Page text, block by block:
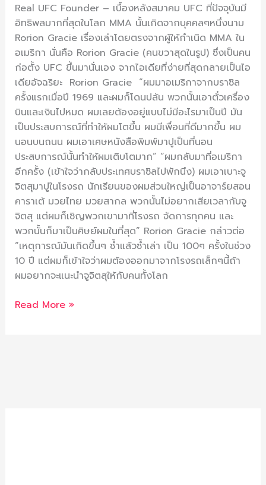
Real UFC Founder – เบื้องหลังสมาคม UFC ที่ปัจจุบันมี
อิทธิพลมากที่สุดในโลก MMA นั้นเกิดจากบุคคลๆหนึ่งนาม
Rorion Gracie เรื่องเล่าโดยตรงจากผู้ให้กำเนิด MMA ใน
อเมริกา นั่นคือ Rorion Gracie (คนขวาสุดในรูป) ซึ่งเป็นคน
ก่อตั้ง UFC ขึ้นมานั่นเอง จากไอเดียที่ง่ายที่สุดกลายเป็นไอ
เดียอัจฉริยะ Rorion Gracie “ผมมาอเมริกาจากบราซิล
ครั้งแรกเมื่อปี 1969 และผมก็โดนปล้น พวกนั้นเอาตั๋วเครื่อง
บินและเงินไปหมด ผมเลยต้องอยู่แบบไม่มีอะไรมาเป็นปี มัน
เป็นประสบการณ์ที่ทำให้ผมโตขึ้น ผมมีเพื่อนที่ดีมากขึ้น ผม
นอนบนถนน ผมเอาเศษหนังสือพิมพ์มาปูเป็นที่นอน
ประสบการณ์นั้นทำให้ผมเติบโตมาก” “ผมกลับมาที่อเมริกา
อีกครั้ง (เข้าใจว่ากลับประเทศบราซิลไปพักนึง) ผมเอาเบาะจู
จิตสุมาปูในโรงรถ นักเรียนของผมส่วนใหญ่เป็นอาจาร์ยสอน
คาราเต้ มวยไทย มวยสากล พวกนั้นไม่อยากเสียเวลากับจู
จิตสุ แต่ผมก็เชิญพวกเขามาที่โรงรถ จัดการทุกคน และ
พวกนั้นก็มาเป็นศิษย์ผมในที่สุด” Rorion Gracie กล่าวต่อ
“เหตุการณ์มันเกิดขึ้นๆ ซ้ำแล้วซ้ำเล่า เป็น 100ๆ ครั้งในช่วง
10 ปี แต่ผมก็เข้าใจว่าผมต้องออกมาจากโรงรถเล็กๆนี้ถ้า
ผมอยากจะแนะนำจูจิตสุให้กับคนทั้งโลก
Read More »